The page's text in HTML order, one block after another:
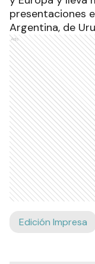
presentaciones
Argentina, de
Ads
Edición Impresa